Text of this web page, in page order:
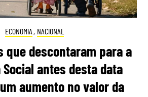
ECONOMIA , NACIONAL
que descontaram para a
Social antes desta data
aumento no valor da